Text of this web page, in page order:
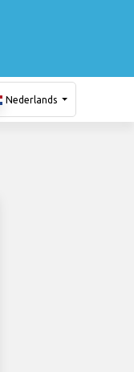
Nederlands